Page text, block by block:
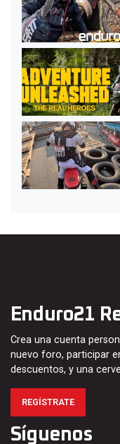
Enduro21
Crea una cuenta
nuevo foro, participar
descuentos, y una
REGÍSTRATE
Síguenos